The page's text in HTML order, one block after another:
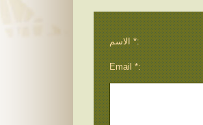
الاسم *:
Email *: